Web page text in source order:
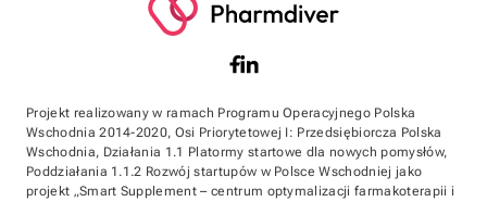
Projekt realizowany w ramach Programu Operacyjnego Polska
Wschodnia 2014-2020, Osi Priorytetowej I: Przedsiębiorcza Polska
Wschodnia, Działania 1.1 Platormy startowe dla nowych pomysłów,
Poddziałania 1.1.2 Rozwój startupów w Polsce Wschodniej jako
projekt „Smart Supplement – centrum optymalizacji farmakoterapii i